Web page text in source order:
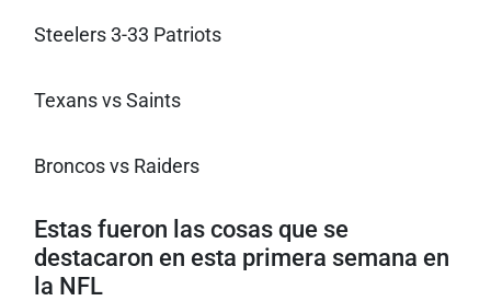
Steelers 3-33 Patriots
Texans vs Saints
Broncos vs Raiders
Estas fueron las cosas que se
destacaron en esta primera semana en
la NFL